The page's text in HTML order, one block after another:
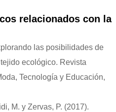
relacionados con la
las posibilidades de
ecológico. Revista
Tecnología y Educación,
M. y Zervas, P. (2017).